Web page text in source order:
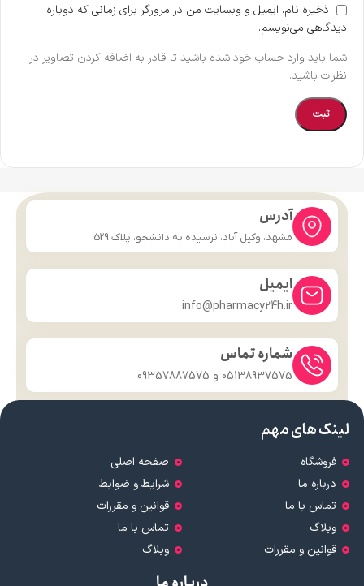
ذخیره نام، ایمیل و وبسایت من در مرورگر برای زمانی که دوباره
دیدگاهی می‌نویسم.
شما باید وارد حساب خود شده باشید تا قادر به اضافه کردن تصاویر در
نظرات باشید.
آدرس
مشهد، وکیل آباد، نرسیده به دانشجو، پلاک 529
ایمیل
info@pharmacy24h.ir
شماره تماس
05138937575 و 09357887575
لینک های مهم
فروشگاه
درباره ما
تماس با ما
وبلاگ
قوانین و مقررات
صفحه اصلی
شرایط و ضوابط
قوانین و مقررات
تماس با ما
وبلاگ